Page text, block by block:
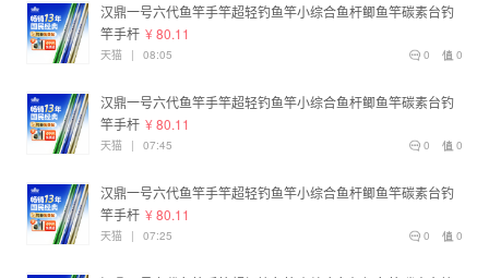
汉鼎一号六代鱼竿手竿超轻钓鱼竿小综合鱼杆鲫鱼竿碳素台钓
竿手杆 ¥ 80.11
0
0
天猫 | 08:05
汉鼎一号六代鱼竿手竿超轻钓鱼竿小综合鱼杆鲫鱼竿碳素台钓
竿手杆 ¥ 80.11
0
0
天猫 | 07:45
汉鼎一号六代鱼竿手竿超轻钓鱼竿小综合鱼杆鲫鱼竿碳素台钓
竿手杆 ¥ 80.11
0
0
天猫 | 07:25